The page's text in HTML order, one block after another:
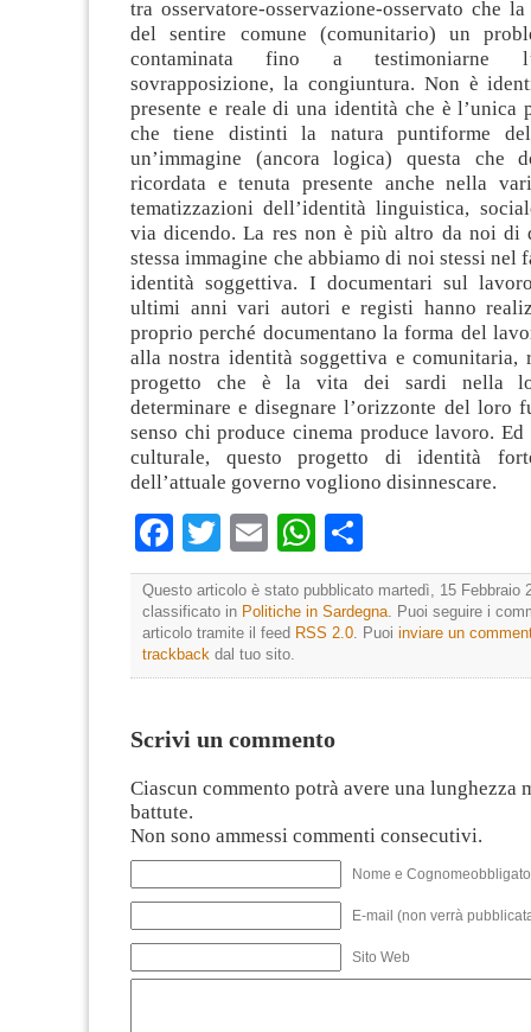
tra osservatore-osservazione-osservato che
del sentire comune (comunitario) un
contaminata fino a testimoniarne
sovrapposizione, la congiuntura. Non è
presente e reale di una identità che è l’unica
che tiene distinti la natura puntiforme
un’immagine (ancora logica) questa che
ricordata e tenuta presente anche nella
tematizzazioni dell’identità linguistica,
via dicendo. La res non è più altro da noi di
stessa immagine che abbiamo di noi stessi nel
identità soggettiva. I documentari sul
ultimi anni vari autori e registi hanno
proprio perché documentano la forma del
alla nostra identità soggettiva e comunitaria,
progetto che è la vita dei sardi nella
determinare e disegnare l’orizzonte del loro
senso chi produce cinema produce lavoro.
culturale, questo progetto di identità
dell’attuale governo vogliono disinnescare.
Facebook
TwitterEmailWhatsApp
Questo articolo è stato pubblicato martedì, 15 Febbraio
classificato in Politiche in Sardegna. Puoi seguire i
articolo tramite il feed RSS 2.0. Puoi inviare un
trackback dal tuo sito.
Scrivi un commento
Ciascun commento potrà avere una lunghezza
battute.
Non sono ammessi commenti consecutivi.
Nome e
E-mail (non verrà
Sito Web